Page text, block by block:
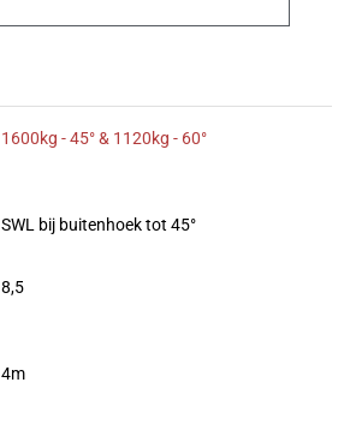
1600kg - 45° & 1120kg - 60°
SWL bij buitenhoek tot 45°
8,5
4m